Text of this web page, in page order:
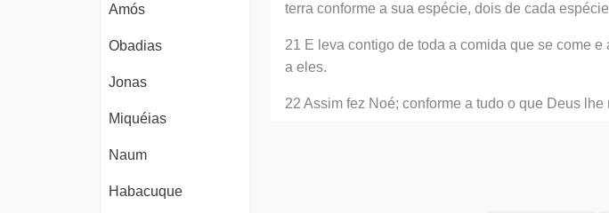
Amós
Obadias
Jonas
Miquéias
Naum
Habacuque
terra conforme a sua espécie, dois de cada
21 E leva contigo de toda a comida que se come
a eles.
22 Assim fez Noé; conforme a tudo o que Deus lhe